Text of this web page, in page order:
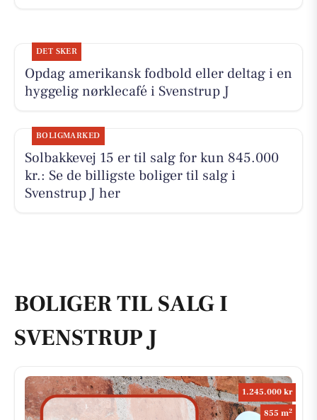
DET SKER
Opdag amerikansk fodbold eller deltag i en
hyggelig nørklecafé i Svenstrup J
BOLIGMARKED
Solbakkevej 15 er til salg for kun 845.000
kr.: Se de billigste boliger til salg i
Svenstrup J her
BOLIGER TIL SALG I
SVENSTRUP J
1.245.000 kr
855 m2